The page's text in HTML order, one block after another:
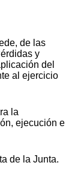
de las
y
del
al ejercicio
la
ejecución e
de la Junta.